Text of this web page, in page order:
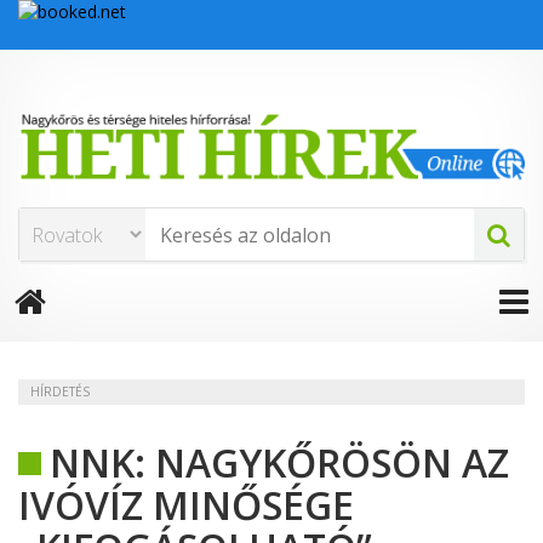
HÍRDETÉS
NNK: NAGYKŐRÖSÖN AZ
IVÓVÍZ MINŐSÉGE